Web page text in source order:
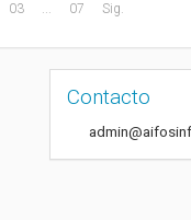
03 ... 07 Sig.
Contacto